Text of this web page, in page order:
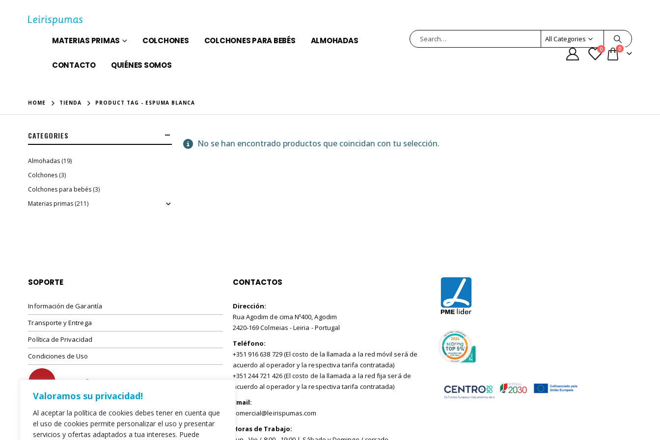
Valoramos su privacidad!
Al aceptar la política de cookies debes tener en cuenta que
el uso de cookies permite personalizar el uso y presentar
servicios y ofertas adaptados a tua intereses. Puede
MATERIAS PRIMAS COLCHONES COLCHONES PARA BEBÉS ALMOHADAS
CONTACTO QUIÉNES SOMOS
All Categories
0 0
HOME TIENDA PRODUCT TAG - ESPUMA BLANCA
No se han encontrado productos que coincidan con tu selección.
CATEGORIES
Almohadas (19)
Colchones (3)
Colchones para bebés (3)
Materias primas (211)
SOPORTE
Información de Garantía
Transporte y Entrega
Política de Privacidad
Condiciones de Uso
CONTACTOS
Dirección:
Rua Agodim de cima Nº400, Agodim
2420-169 Colmeias - Leiria - Portugal
Teléfono:
+351 916 638 729 (El costo de la llamada a la red móvil será de
acuerdo al operador y la respectiva tarifa contratada)
+351 244 721 426 (El costo de la llamada a la red fija será de
acuerdo al operador y la respectiva tarifa contratada)
Email:
comercial@leirispumas.com
Horas de Trabajo: